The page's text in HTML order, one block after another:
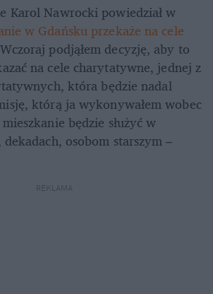
Karol Nawrocki powiedział w
w Gdańsku przekaże na cele
podjąłem decyzję, aby to
na cele charytatywne, jednej z
która będzie nadal
którą ja wykonywałem wobec
będzie służyć w
osobom starszym –
REKLAMA